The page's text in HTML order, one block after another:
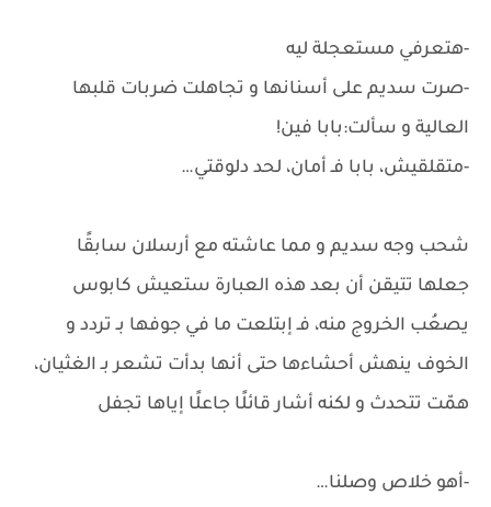
-هتعرفي مستعجلة ليه
-صرت سديم على أسنانها و تجاهلت ضربات قلبها
العالية و سألت:بابا فين!
-متقلقيش، بابا فـ أمان، لحد دلوقتي…
شحب وجه سديم و مما عاشته مع أرسلان سابقًا
جعلها تتيقن أن بعد هذه العبارة ستعيش كابوس
يصعُب الخروج منه، فـ إبتلعت ما في جوفها بـ تردد و
الخوف ينهش أحشاءها حتى أنها بدأت تشعر بـ الغثيان،
همّت تتحدث و لكنه أشار قائلًا جاعلًا إياها تجفل
-أهو خلاص وصلنا…